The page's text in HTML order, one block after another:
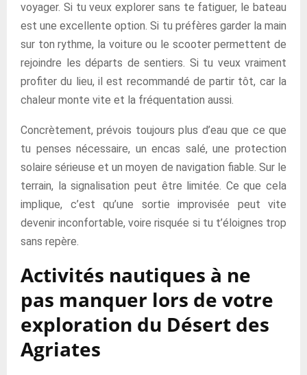
voyager. Si tu veux explorer sans te fatiguer, le bateau
est une excellente option. Si tu préfères garder la main
sur ton rythme, la voiture ou le scooter permettent de
rejoindre les départs de sentiers. Si tu veux vraiment
profiter du lieu, il est recommandé de partir tôt, car la
chaleur monte vite et la fréquentation aussi.
Concrètement, prévois toujours plus d’eau que ce que
tu penses nécessaire, un encas salé, une protection
solaire sérieuse et un moyen de navigation fiable. Sur le
terrain, la signalisation peut être limitée. Ce que cela
implique, c’est qu’une sortie improvisée peut vite
devenir inconfortable, voire risquée si tu t’éloignes trop
sans repère.
Activités nautiques à ne
pas manquer lors de votre
exploration du Désert des
Agriates